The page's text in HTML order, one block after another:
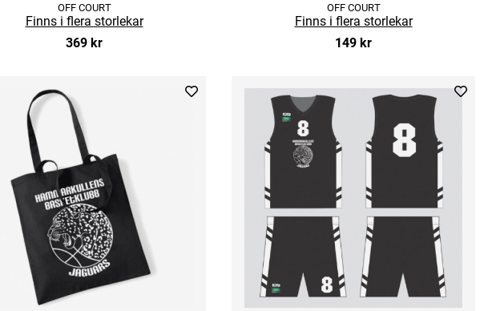
OFF COURT
369 kr
OFF COURT
149 kr